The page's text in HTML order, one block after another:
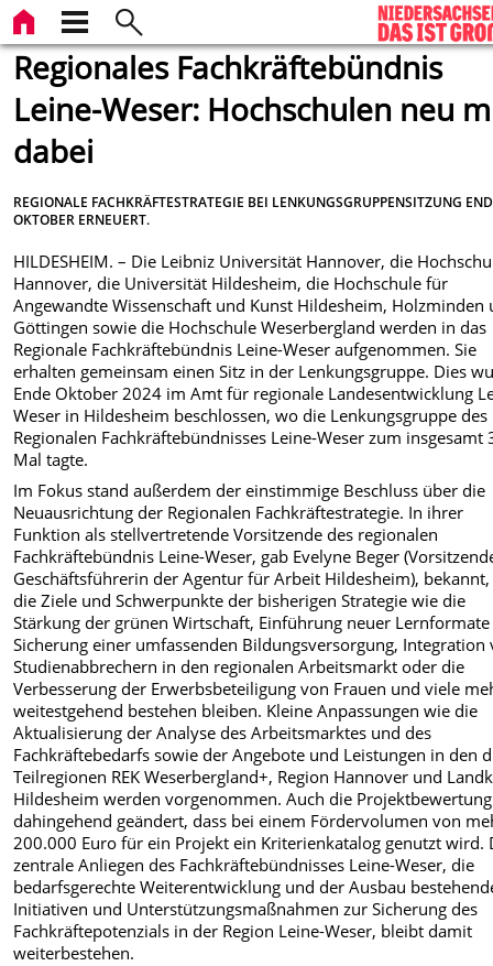
Regionales Fachkräftebündnis
Leine-Weser: Hochschulen neu
dabei
REGIONALE FACHKRÄFTESTRATEGIE BEI LENKUNGSGRUPPENSITZUNG
OKTOBER ERNEUERT.
HILDESHEIM. – Die Leibniz Universität Hannover, die
Hannover, die Universität Hildesheim, die Hochschule für
Angewandte Wissenschaft und Kunst Hildesheim, Holzminden
Göttingen sowie die Hochschule Weserbergland werden in das
Regionale Fachkräftebündnis Leine-Weser aufgenommen. Sie
erhalten gemeinsam einen Sitz in der Lenkungsgruppe. Dies
Ende Oktober 2024 im Amt für regionale Landesentwicklung
Weser in Hildesheim beschlossen, wo die Lenkungsgruppe des
Regionalen Fachkräftebündnisses Leine-Weser zum insgesamt
Mal tagte.
Im Fokus stand außerdem der einstimmige Beschluss über die
Neuausrichtung der Regionalen Fachkräftestrategie. In ihrer
Funktion als stellvertretende Vorsitzende des regionalen
Fachkräftebündnis Leine-Weser, gab Evelyne Beger
Geschäftsführerin der Agentur für Arbeit Hildesheim), bekannt,
die Ziele und Schwerpunkte der bisherigen Strategie wie die
Stärkung der grünen Wirtschaft, Einführung neuer
Sicherung einer umfassenden Bildungsversorgung, Integration
Studienabbrechern in den regionalen Arbeitsmarkt oder die
Verbesserung der Erwerbsbeteiligung von Frauen und viele
weitestgehend bestehen bleiben. Kleine Anpassungen wie die
Aktualisierung der Analyse des Arbeitsmarktes und des
Fachkräftebedarfs sowie der Angebote und Leistungen in den
Teilregionen REK Weserbergland+, Region Hannover und
Hildesheim werden vorgenommen. Auch die
dahingehend geändert, dass bei einem Fördervolumen von
200.000 Euro für ein Projekt ein Kriterienkatalog genutzt wird.
zentrale Anliegen des Fachkräftebündnisses Leine-Weser, die
bedarfsgerechte Weiterentwicklung und der Ausbau
Initiativen und Unterstützungsmaßnahmen zur Sicherung des
Fachkräftepotenzials in der Region Leine-Weser, bleibt damit
weiterbestehen.